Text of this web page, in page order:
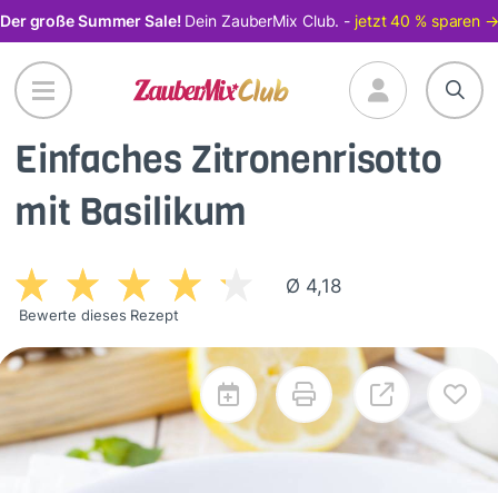
Direkt
zum
Inhalt
Der große Summer Sale! Dein ZauberMix Club. - jetzt 40 % sparen →
Einfaches Zitronenrisotto
mit Basilikum
Ø 4,18
Bewerte dieses Rezept